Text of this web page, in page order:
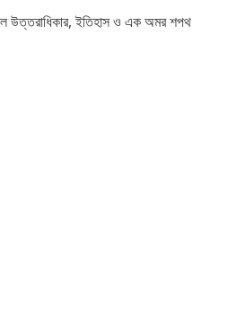
উত্তরাধিকার, ইতিহাস ও এক অমর শপথ